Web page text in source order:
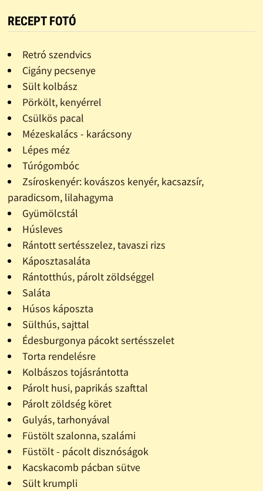
RECEPT FOTÓ
Retró szendvics
Cigány pecsenye
Sült kolbász
Pörkölt, kenyérrel
Csülkös pacal
Mézeskalács - karácsony
Lépes méz
Túrógombóc
Zsíroskenyér: kovászos kenyér, kacsazsír,
paradicsom, lilahagyma
Gyümölcstál
Húsleves
Rántott sertésszelez, tavaszi rizs
Káposztasaláta
Rántotthús, párolt zöldséggel
Saláta
Húsos káposzta
Sülthús, sajttal
Édesburgonya pácokt sertésszelet
Torta rendelésre
Kolbászos tojásrántotta
Párolt husi, paprikás szafttal
Párolt zöldség köret
Gulyás, tarhonyával
Füstölt szalonna, szalámi
Füstölt - pácolt disznóságok
Kacskacomb pácban sütve
Sült krumpli